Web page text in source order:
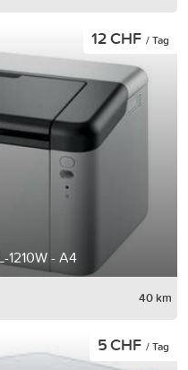
1210W - A4
12 CHF / Tag
40 km
5 CHF / Tag